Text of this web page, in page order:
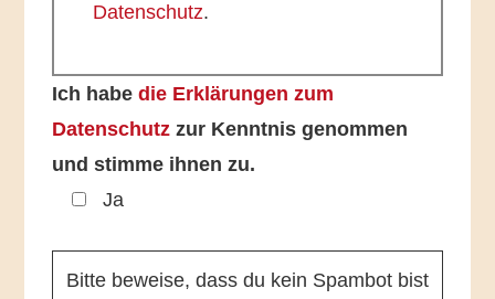
Datenschutz.
Ich habedie Erklärungen zum
Datenschutz zur Kenntnis genommen
und stimme ihnen zu.
Ja
Bitte beweise, dass du kein Spambot bist